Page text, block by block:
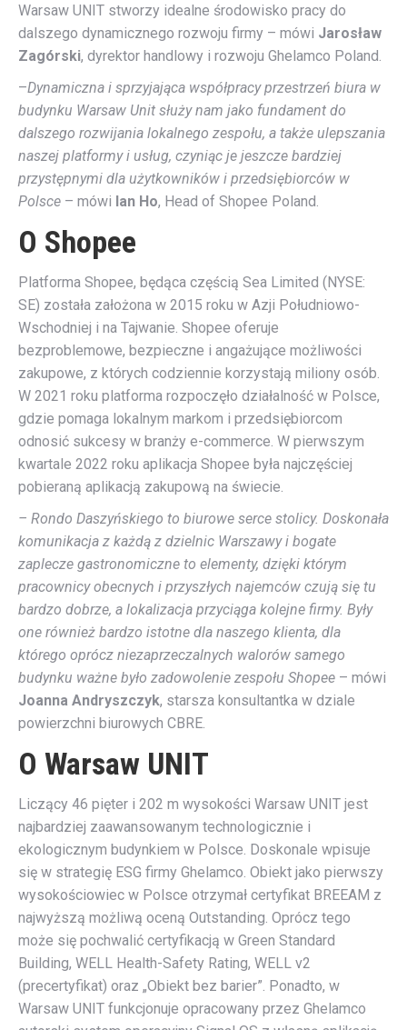
Warsaw UNIT stworzy idealne środowisko pracy do
dalszego dynamicznego rozwoju firmy – mówi Jarosław
Zagórski, dyrektor handlowy i rozwoju Ghelamco Poland.
–Dynamiczna i sprzyjająca współpracy przestrzeń biura w
budynku Warsaw Unit służy nam jako fundament do
dalszego rozwijania lokalnego zespołu, a także ulepszania
naszej platformy i usług, czyniąc je jeszcze bardziej
przystępnymi dla użytkowników i przedsiębiorców w
Polsce – mówi Ian Ho, Head of Shopee Poland.
O Shopee
Platforma Shopee, będąca częścią Sea Limited (NYSE:
SE) została założona w 2015 roku w Azji Południowo-
Wschodniej i na Tajwanie. Shopee oferuje
bezproblemowe, bezpieczne i angażujące możliwości
zakupowe, z których codziennie korzystają miliony osób.
W 2021 roku platforma rozpoczęło działalność w Polsce,
gdzie pomaga lokalnym markom i przedsiębiorcom
odnosić sukcesy w branży e-commerce. W pierwszym
kwartale 2022 roku aplikacja Shopee była najczęściej
pobieraną aplikacją zakupową na świecie.
– Rondo Daszyńskiego to biurowe serce stolicy. Doskonała
komunikacja z każdą z dzielnic Warszawy i bogate
zaplecze gastronomiczne to elementy, dzięki którym
pracownicy obecnych i przyszłych najemców czują się tu
bardzo dobrze, a lokalizacja przyciąga kolejne firmy. Były
one również bardzo istotne dla naszego klienta, dla
którego oprócz niezaprzeczalnych walorów samego
budynku ważne było zadowolenie zespołu Shopee – mówi
Joanna Andryszczyk, starsza konsultantka w dziale
powierzchni biurowych CBRE.
O Warsaw UNIT
Liczący 46 pięter i 202 m wysokości Warsaw UNIT jest
najbardziej zaawansowanym technologicznie i
ekologicznym budynkiem w Polsce. Doskonale wpisuje
się w strategię ESG firmy Ghelamco. Obiekt jako pierwszy
wysokościowiec w Polsce otrzymał certyfikat BREEAM z
najwyższą możliwą oceną Outstanding. Oprócz tego
może się pochwalić certyfikacją w Green Standard
Building, WELL Health-Safety Rating, WELL v2
(precertyfikat) oraz „Obiekt bez barier”. Ponadto, w
Warsaw UNIT funkcjonuje opracowany przez Ghelamco